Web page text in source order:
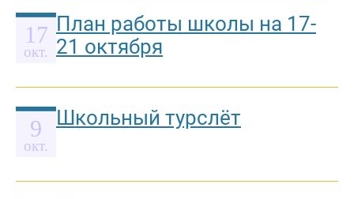
17
окт.
План работы школы на 17-
21 октября
9
окт.
Школьный турслёт